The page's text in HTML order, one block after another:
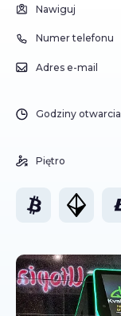
Nawiguj
Numer telefonu
Adres e-mail
Godziny otwarcia
Piętro